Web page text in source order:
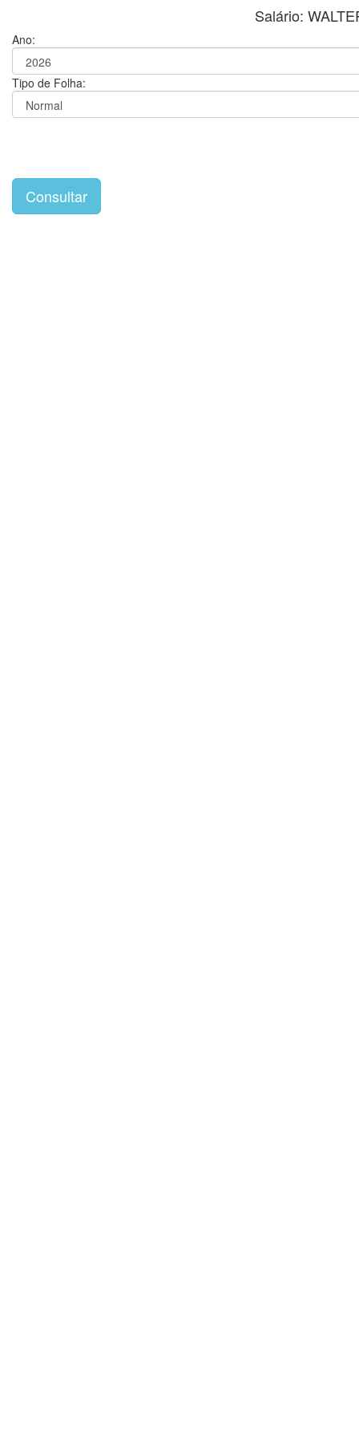
Salário:
Ano:
Tipo de Folha: